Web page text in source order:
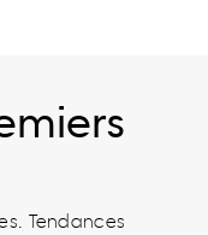
Tendances